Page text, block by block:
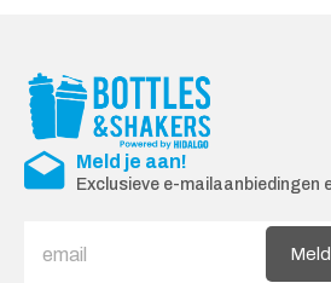
Meld je aan!
Exclusieve e-mailaanbiedingen